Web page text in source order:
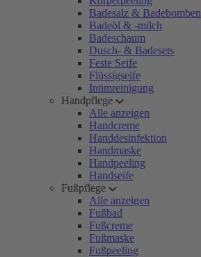
Badesalz & Badebomben
Badeöl & -milch
Badeschaum
Dusch- & Badesets
Feste Seife
Flüssigseife
Intimreinigung
Handpflege
Alle anzeigen
Handcreme
Handdesinfektion
Handmaske
Handpeeling
Handseife
Fußpflege
Alle anzeigen
Fußbad
Fußcreme
Fußmaske
Fußpeeling